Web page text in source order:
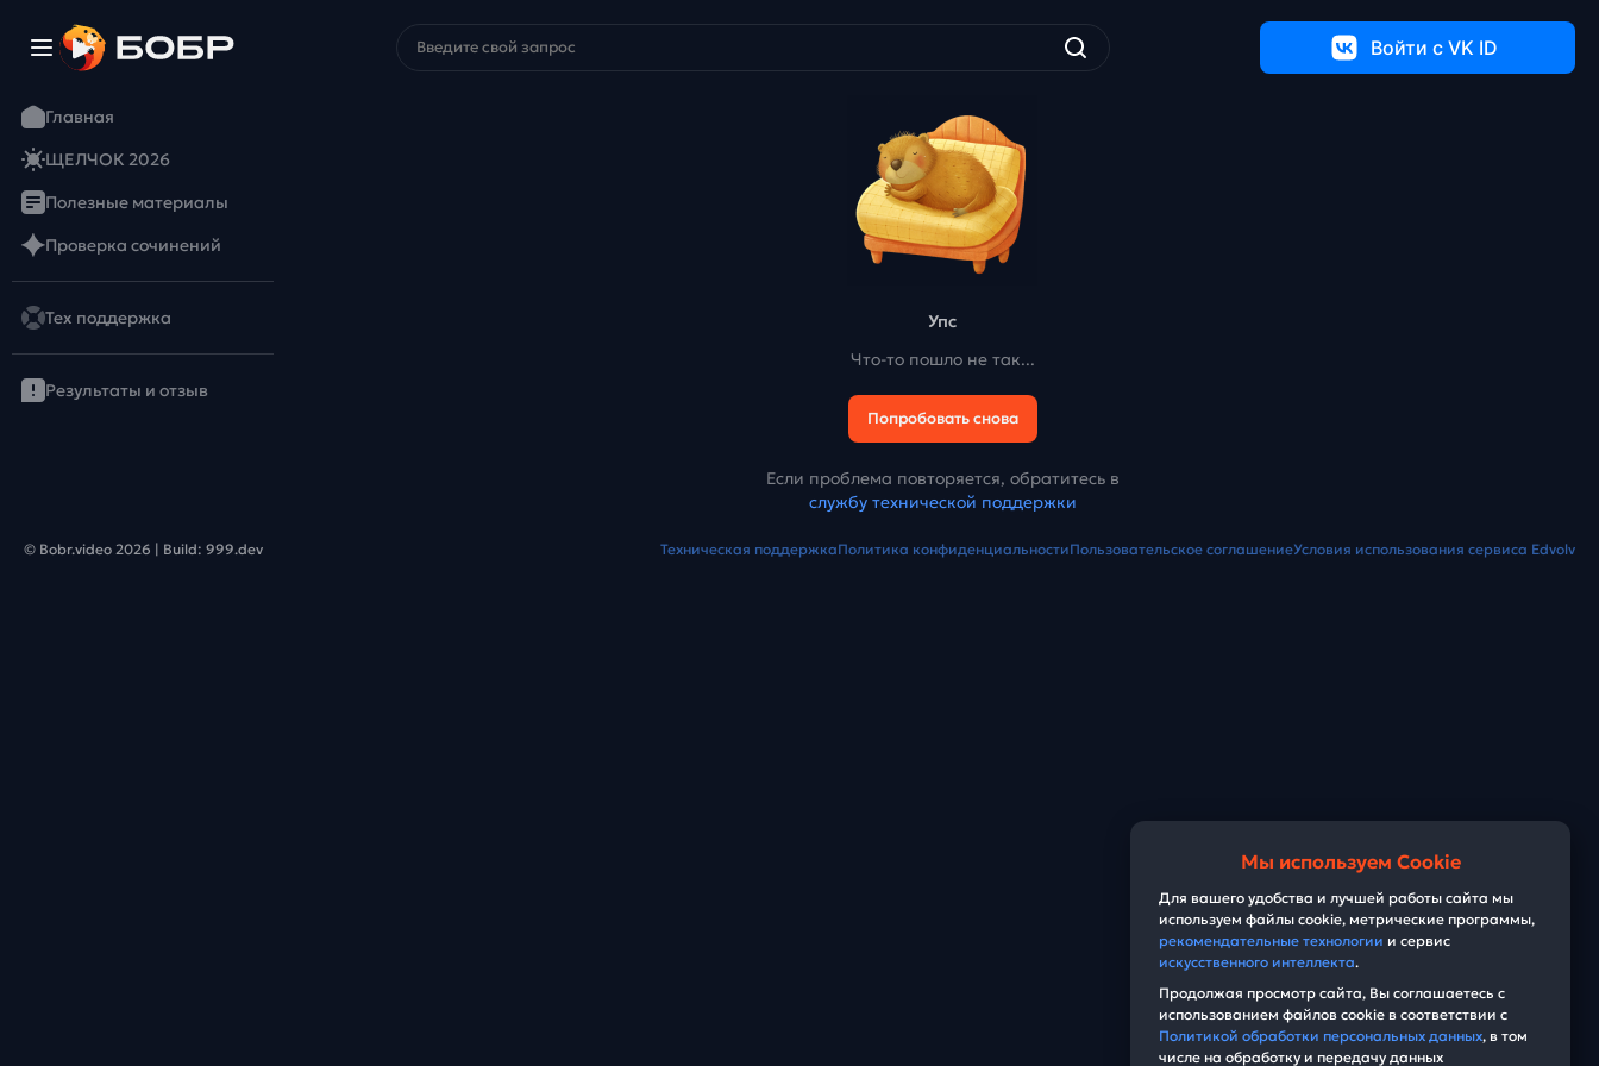
Войти c VK ID
Главная
ЩЕЛЧОК 2026
Полезные материалы
Проверка сочинений
Тех поддержка
Результаты и отзыв
Упс
Что-то пошло не так...
Попробовать снова
Если проблема повторяется, обратитесь в
службу технической поддержки
© Bobr.video 2026 | Build: 999.dev Техническая поддержкаПолитика конфиденциальностиПользовательское соглашениеУсловия использования сервиса Edvolv
Мы используем Cookie
Для вашего удобства и лучшей работы сайта мы
используем файлы cookie, метрические программы,
рекомендательные технологии и сервис
искусственного интеллекта.
Продолжая просмотр сайта, Вы соглашаетесь с
использованием файлов cookie в соответствии с
Политикой обработки персональных данных, в том
числе на обработку и передачу данных